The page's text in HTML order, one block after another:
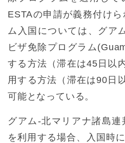
ESTAの申請が義務付け
ム入国については、グア
ビザ免除プログラム
する方法（滞在は45日以
用する方法（滞在は90日
可能となっている。
グアム-北マリアナ諸島
を利用する場合、入国時